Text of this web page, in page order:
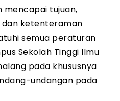
mencapai tujuan,
ketenteraman
semua peraturan
Sekolah Tinggi Ilmu
pada khususnya
undangan pada